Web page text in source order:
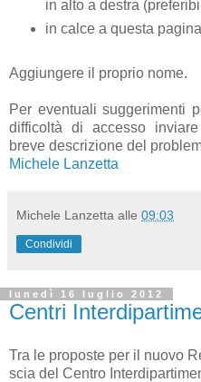
in alto a destra
in calce a questa
Aggiungere il proprio nome.
Per eventuali suggerimenti
difficoltà di accesso
breve descrizione del
Michele Lanzetta
Michele Lanzetta alle 09:03
Condividi
lunedì 16 luglio 2012
Centri
Tra le proposte per il nuovo
scia del Centro